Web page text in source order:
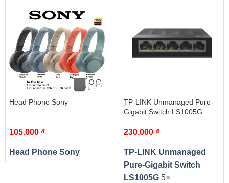
Head Phone Sony
105.000 ₫
Head Phone Sony
TP-LINK Unmanaged Pure-
Gigabit Switch LS1005G
230.000 ₫
TP-LINK Unmanaged
Pure-Gigabit Switch
LS1005G5×